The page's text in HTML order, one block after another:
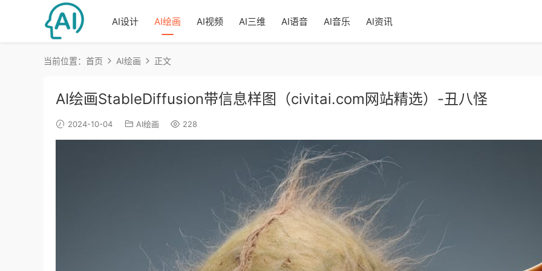
AI设计 AI绘画 AI视频 AI三维 AI语音 AI音乐 AI资讯
当前位置： 首页 AI绘画 正文
AI绘画StableDiffusion带信息样图（civitai.com网站精选）-丑八怪
2024-10-04 AI绘画 228